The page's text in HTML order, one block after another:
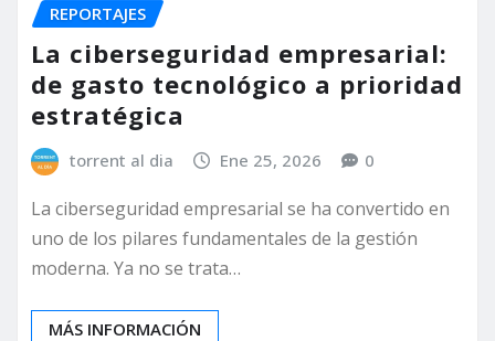
REPORTAJES
La ciberseguridad empresarial:
de gasto tecnológico a prioridad
estratégica
torrent al dia Ene 25, 2026 0
La ciberseguridad empresarial se ha convertido en
uno de los pilares fundamentales de la gestión
moderna. Ya no se trata…
MÁS INFORMACIÓN